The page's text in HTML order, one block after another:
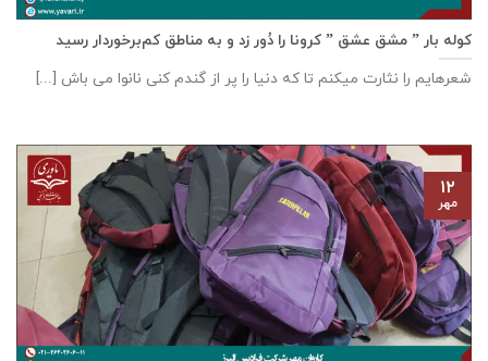
کوله بار ” مشق عشق ” کرونا را دُور زد و به مناطق کم‌برخوردار رسید
شعرهایم را نثارت میکنم تا که دنیا را پر از گندم کنی نانوا می باش [...]
۱۲
مهر